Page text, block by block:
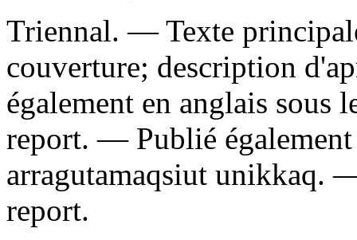
Triennal. — Texte
couverture; description
également en anglais sous
report. — Publié
arragutamaqsiut unikkaq.
report.